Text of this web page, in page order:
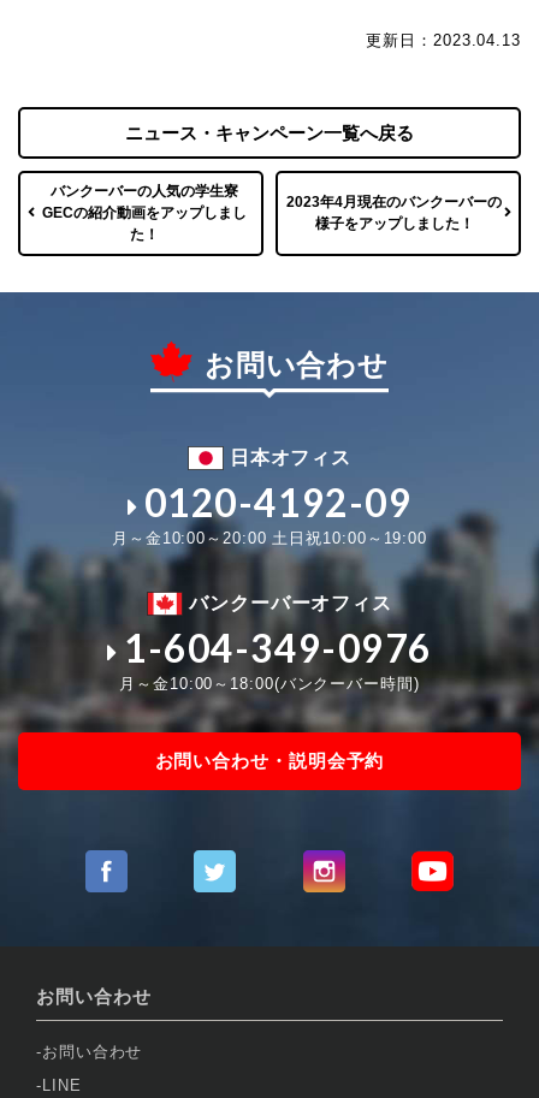
更新日：2023.04.13
バンクーバーの人気の学生寮
GECの紹介動画をアップしまし
た！
ニュース・キャンペーン一覧へ戻る
2023年4月現在のバンクーバーの
様子をアップしました！
お問い合わせ
日本オフィス
0120-4192-09
月～金10:00～20:00 土日祝10:00～19:00
バンクーバーオフィス
1-604-349-0976
月～金10:00～18:00(バンクーバー時間)
お問い合わせ・説明会予約
お問い合わせ
お問い合わせ
LINE